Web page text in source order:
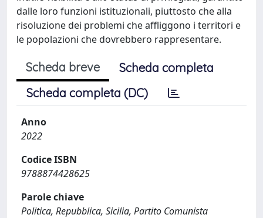
dalle loro funzioni istituzionali, piuttosto che alla
risoluzione dei problemi che affliggono i territori e
le popolazioni che dovrebbero rappresentare.
Scheda breve
Scheda completa
Scheda completa (DC)
Anno
2022
Codice ISBN
9788874428625
Parole chiave
Politica, Repubblica, Sicilia, Partito Comunista